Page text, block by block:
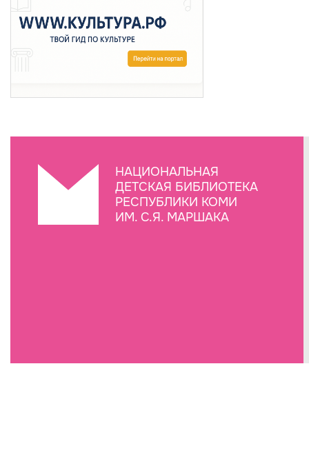
НАЦИОНАЛЬНАЯ
ДЕТСКАЯ БИБЛИОТЕКА
РЕСПУБЛИКИ КОМИ
ИМ. С.Я. МАРШАКА